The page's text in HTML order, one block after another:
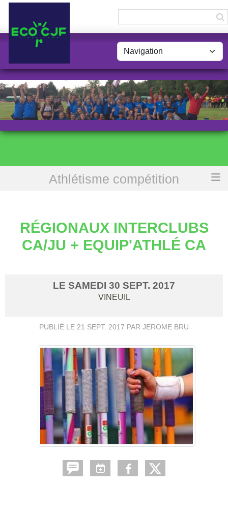
Athlétisme compétition
Régionaux interclubs CA/JU + Equip'Athlé CA
RÉGIONAUX INTERCLUBS
CA/JU + EQUIP'ATHLÉ CA
LE SAMEDI 30 SEPT. 2017
VINEUIL
PUBLIÉ LE 21 SEPT. 2017 PAR JEROME BRU